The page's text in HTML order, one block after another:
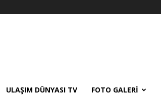
ULAŞIM DÜNYASI TV FOTO GALERI